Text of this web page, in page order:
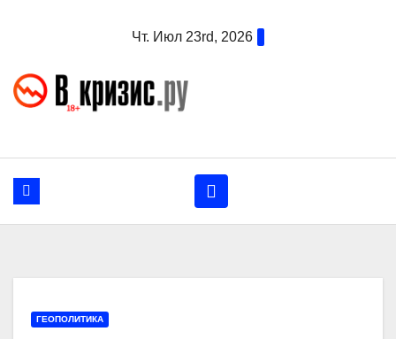
Чт. Июл 23rd, 2026
ГЕОПОЛИТИКА